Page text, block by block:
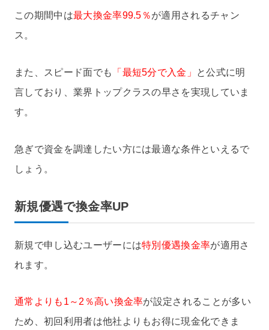
この期間中は最大換金率99.5％が適用されるチャン
ス。
また、スピード面でも 「最短5分で入金」
と公式に明
言しており、業界トップクラスの早さを実現していま
す。
急ぎで資金を調達したい方には最適な条件といえるで
しょう。
新規優遇で換金率UP
新規で申し込むユーザーには特別優遇換金率が適用さ
れます。
通常よりも1～2％高い換金率が設定されることが多い
ため、初回利用者は他社よりもお得に現金化できま